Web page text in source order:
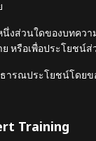
งส่วนใดของบทควา
หรือเพื่อประโยชน์ส่
ารณประโยชน์โดย
Training